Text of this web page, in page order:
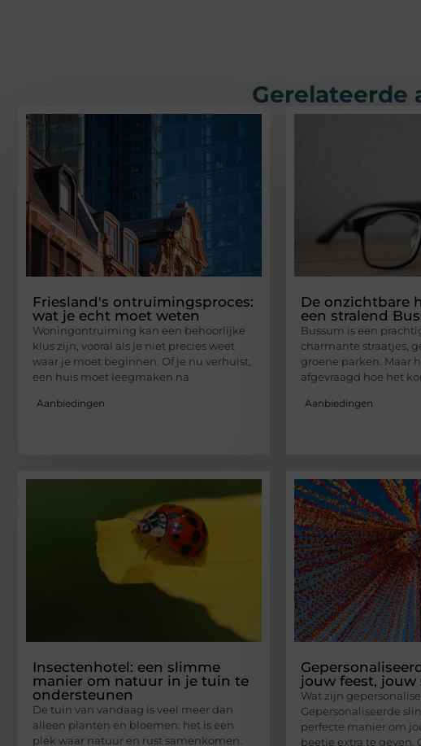
Gerelateerde
Friesland's ontruimingsproces:
wat je echt moet weten
Woningontruiming kan een behoorlijke
klus zijn, vooral als je niet precies weet
waar je moet beginnen. Of je nu verhuist,
een huis moet leegmaken na
Aanbiedingen
De onzichtbare
een stralend
Bussum is een
charmante straatjes,
groene parken. Maar
afgevraagd hoe het
Aanbiedingen
Insectenhotel: een slimme
manier om natuur in je tuin te
ondersteunen
De tuin van vandaag is veel meer dan
alleen planten en bloemen: het is een
plek waar natuur en rust samenkomen.
jouw feest, jouw
Wat zijn
Gepersonaliseerde
perfecte manier om
beetje extra te geven.